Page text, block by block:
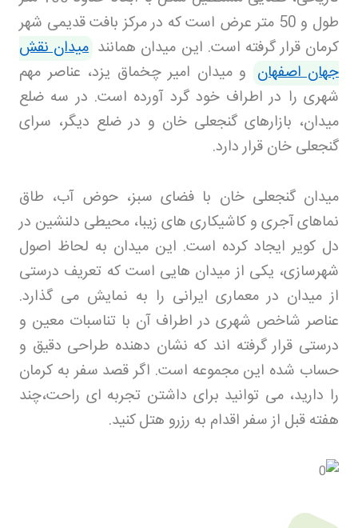
طول و 50 متر عرض است که در مرکز بافت قدیمی شهر
کرمان قرار گرفته است. این میدان همانند میدان نقش
جهان اصفهان و میدان امیر چخماق یزد، عناصر مهم
شهری را در اطراف خود گرد آورده است. در سه ضلع
میدان، بازارهای گنجعلی خان و در ضلع دیگر، سرای
گنجعلی خان قرار دارد.
میدان گنجعلی خان با فضای سبز، حوض آب، طاق
نماهای آجری و کاشیکاری های زیبا، محیطی دلنشین در
دل کویر ایجاد کرده است. این میدان به لحاظ اصول
شهرسازی، یکی از میدان هایی است که تعریف درستی
از میدان در معماری ایرانی را به نمایش می گذارد.
عناصر شاخص شهری در اطراف آن با تناسبات معین و
درستی قرار گرفته اند که نشان دهنده طراحی دقیق و
حساب شده این مجموعه است. اگر قصد سفر به کرمان
را دارید، می توانید برای داشتن تجربه ای راحت،چند
هفته قبل از سفر اقدام به رزرو هتلکنید.